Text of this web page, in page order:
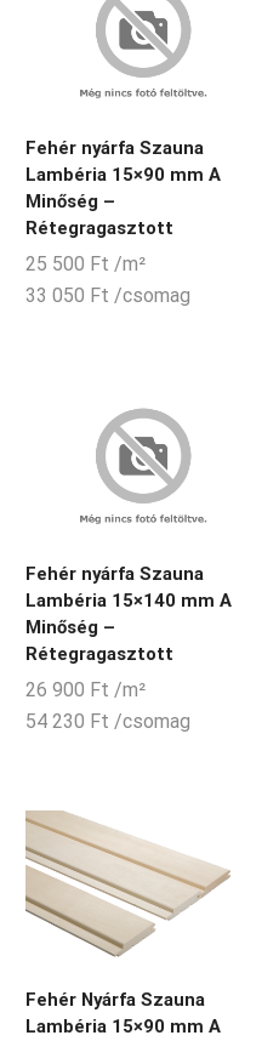
Fehér nyárfa Szauna
Lambéria 15×90 mm A
Minőség –
Rétegragasztott
25 500 Ft /m²
33 050 Ft /csomag
Fehér nyárfa Szauna
Lambéria 15×140 mm A
Minőség –
Rétegragasztott
26 900 Ft /m²
54 230 Ft /csomag
Fehér Nyárfa Szauna
Lambéria 15×90 mm A